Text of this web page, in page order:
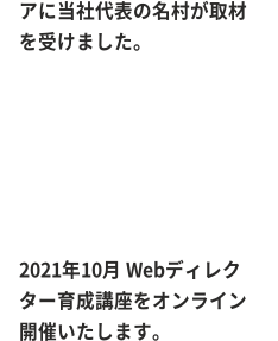
アに当社代表の名村が取材
を受けました。
2021年10月 Webディレク
ター育成講座をオンライン
開催いたします。